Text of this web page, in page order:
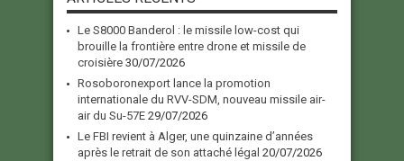
Le S8000 Banderol : le missile low-cost qui
brouille la frontière entre drone et missile de
croisière 30/07/2026
Rosoboronexport lance la promotion
internationale du RVV-SDM, nouveau missile air-
air du Su-57E 29/07/2026
Le FBI revient à Alger, une quinzaine d’années
après le retrait de son attaché légal 20/07/2026